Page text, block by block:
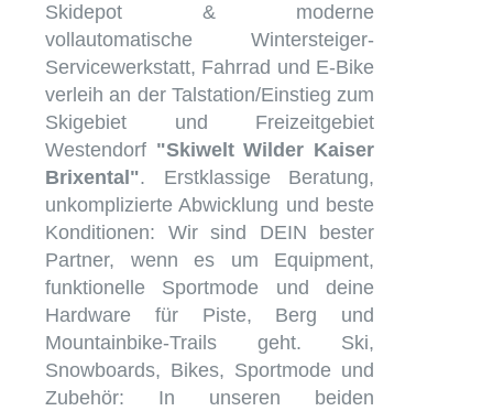
Skidepot & moderne
vollautomatische Wintersteiger-
Servicewerkstatt, Fahrrad und E-Bike
verleih an der Talstation/Einstieg zum
Skigebiet und Freizeitgebiet
Westendorf "Skiwelt Wilder Kaiser
Brixental". Erstklassige Beratung,
unkomplizierte Abwicklung und beste
Konditionen: Wir sind DEIN bester
Partner, wenn es um Equipment,
funktionelle Sportmode und deine
Hardware für Piste, Berg und
Mountainbike-Trails geht. Ski,
Snowboards, Bikes, Sportmode und
Zubehör: In unseren beiden